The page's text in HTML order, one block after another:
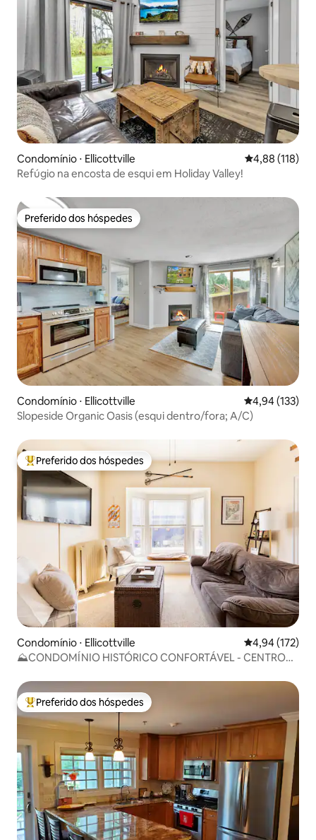
Condomínio ⋅ Ellicottville 4,88 de uma
4,88 (118)
Refúgio na encosta de esqui em Holiday Valley!
Preferido dos hóspedes
Preferido dos hóspedes
Condomínio ⋅ Ellicottville 4,94 de uma
4,94 (133)
Slopeside Organic Oasis (esqui dentro/fora; A/C)
Entre os melhores preferidos dos hóspedes
Preferido dos hóspedes
Condomínio ⋅ Ellicottville 4,94 de uma
4,94 (172)
⛰CONDOMÍNIO HISTÓRICO CONFORTÁVEL - CENTRO
Entre os melhores preferidos dos hóspedes
Preferido dos hóspedes